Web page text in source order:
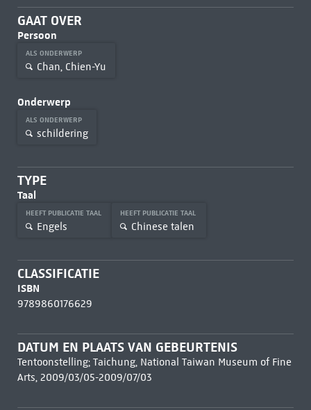
GAAT OVER
Persoon
ALS ONDERWERP
Chan, Chien-Yu
Onderwerp
ALS ONDERWERP
schildering
TYPE
Taal
HEEFT PUBLICATIE TAAL
Engels
HEEFT PUBLICATIE TAAL
Chinese talen
CLASSIFICATIE
ISBN
9789860176629
DATUM EN PLAATS VAN GEBEURTENIS
Tentoonstelling; Taichung, National Taiwan Museum of Fine
Arts, 2009/03/05-2009/07/03